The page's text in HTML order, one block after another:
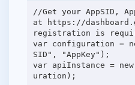
//Get your AppSID,
at https://
registration is
var configuration =
SID", "AppKey");
var apiInstance =
uration);